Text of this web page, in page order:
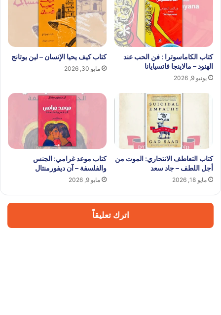
كتاب الكاماسوترا : فن الحب عند
الهنود – مالاينجا فاتسيايانا
يونيو 9, 2026
كتاب كيف يحيا الإنسان – لين يوتانج
مايو 30, 2026
كتاب التعاطف الانتحاري: الموت من
أجل اللطف – جاد سعد
مايو 18, 2026
كتاب موعد غرامي: الجنس
والفلسفة – آن ديفورمنتال
مايو 9, 2026
اترك تعليقاً